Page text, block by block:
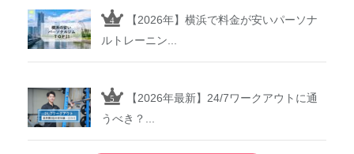
【2026年】横浜で料金が安いパーソナ
ルトレーニン...
【2026年最新】24/7ワークアウトに通
うべき？...